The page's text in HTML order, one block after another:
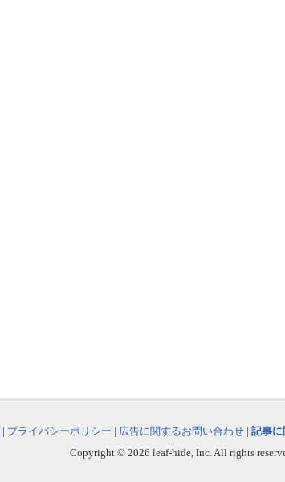
| プライバシーポリシー | 広告に関するお問い合わせ | 記事に
Copyright © 2026 leaf-hide, Inc. All rights